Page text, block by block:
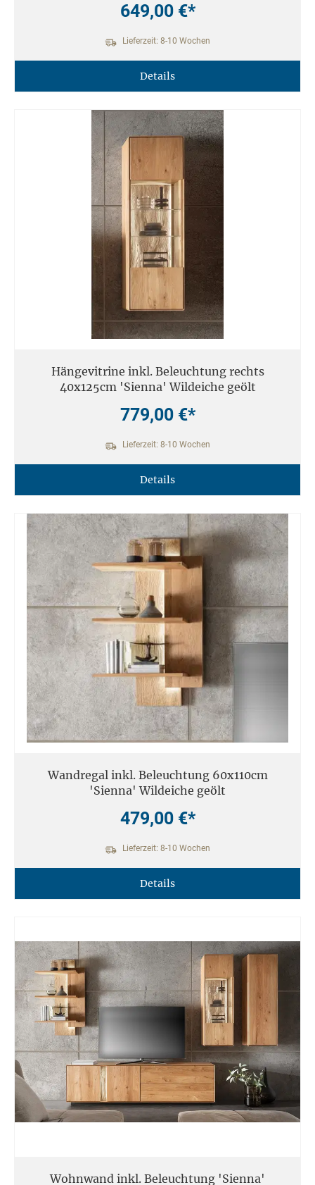
649,00 €*
Lieferzeit: 8-10 Wochen
Details
Hängevitrine inkl. Beleuchtung rechts
40x125cm 'Sienna' Wildeiche geölt
779,00 €*
Lieferzeit: 8-10 Wochen
Details
Wandregal inkl. Beleuchtung 60x110cm
'Sienna' Wildeiche geölt
479,00 €*
Lieferzeit: 8-10 Wochen
Details
Wohnwand inkl. Beleuchtung 'Sienna'